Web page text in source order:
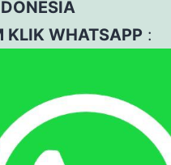
KLIK WHATSAPP :